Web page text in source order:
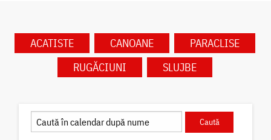
ACATISTE CANOANE
PARACLISE
RUGĂCIUNI
SLUJBE